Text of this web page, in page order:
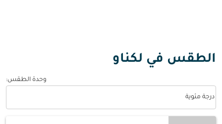
الطقس في لكناو
وحدة الطقس:
درجة مئوية